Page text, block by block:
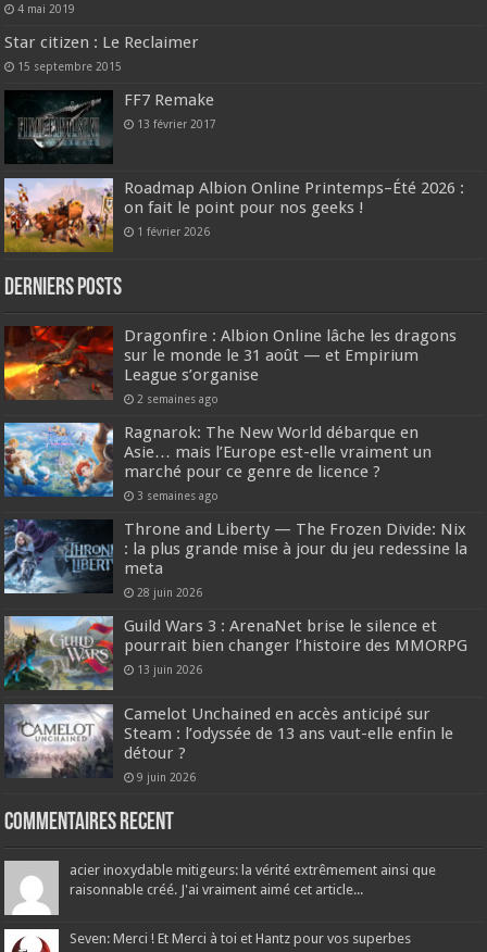
4 mai 2019
Star citizen : Le Reclaimer
15 septembre 2015
FF7 Remake
13 février 2017
Roadmap Albion Online Printemps–Été 2026 :
on fait le point pour nos geeks !
1 février 2026
DERNIERS Posts
Dragonfire : Albion Online lâche les dragons
sur le monde le 31 août — et Empirium
League s’organise
2 semaines ago
Ragnarok: The New World débarque en
Asie… mais l’Europe est-elle vraiment un
marché pour ce genre de licence ?
3 semaines ago
Throne and Liberty — The Frozen Divide: Nix
: la plus grande mise à jour du jeu redessine la
meta
28 juin 2026
Guild Wars 3 : ArenaNet brise le silence et
pourrait bien changer l’histoire des MMORPG
13 juin 2026
Camelot Unchained en accès anticipé sur
Steam : l’odyssée de 13 ans vaut-elle enfin le
détour ?
9 juin 2026
Commentaires recent
acier inoxydable mitigeurs: la vérité extrêmement ainsi que
raisonnable créé. J'ai vraiment aimé cet article...
Seven: Merci ! Et Merci à toi et Hantz pour vos superbes